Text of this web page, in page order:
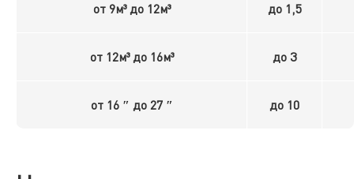
от 9м³ до 12м³ до 1,5
от 12м³ до 16м³ до 3
от 16 ″ до 27 ″ до 10